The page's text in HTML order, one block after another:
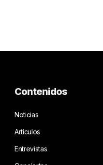
Contenidos
Noticias
Artículos
Entrevistas